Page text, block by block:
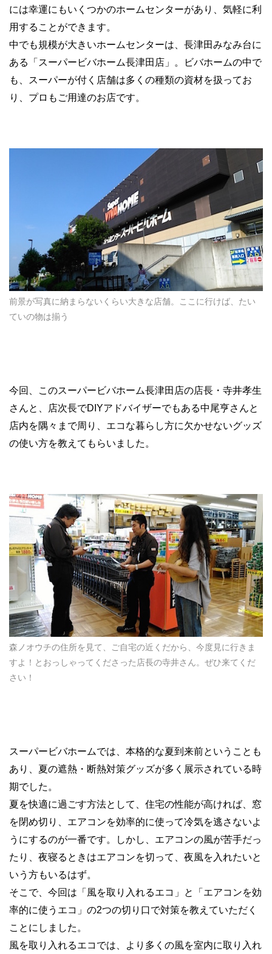
には幸運にもいくつかのホームセンターがあり、気軽に利
用することができます。
中でも規模が大きいホームセンターは、長津田みなみ台に
ある「スーパービバホーム長津田店」。ビバホームの中で
も、スーパーが付く店舗は多くの種類の資材を扱ってお
り、プロもご用達のお店です。
前景が写真に納まらないくらい大きな店舗。ここに行けば、たい
ていの物は揃う
今回、このスーパービバホーム長津田店の店長・寺井孝生
さんと、店次長でDIYアドバイザーでもある中尾亨さんと
店内を隅々まで周り、エコな暮らし方に欠かせないグッズ
の使い方を教えてもらいました。
森ノオウチの住所を見て、ご自宅の近くだから、今度見に行きま
すよ！とおっしゃってくださった店長の寺井さん。ぜひ来てくだ
さい！
スーパービバホームでは、本格的な夏到来前ということも
あり、夏の遮熱・断熱対策グッズが多く展示されている時
期でした。
夏を快適に過ごす方法として、住宅の性能が高ければ、窓
を閉め切り、エアコンを効率的に使って冷気を逃さないよ
うにするのが一番です。しかし、エアコンの風が苦手だっ
たり、夜寝るときはエアコンを切って、夜風を入れたいと
いう方もいるはず。
そこで、今回は「風を取り入れるエコ」と「エアコンを効
率的に使うエコ」の2つの切り口で対策を教えていただく
ことにしました。
風を取り入れるエコでは、より多くの風を室内に取り入れ